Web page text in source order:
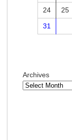
24
25
31
Archives